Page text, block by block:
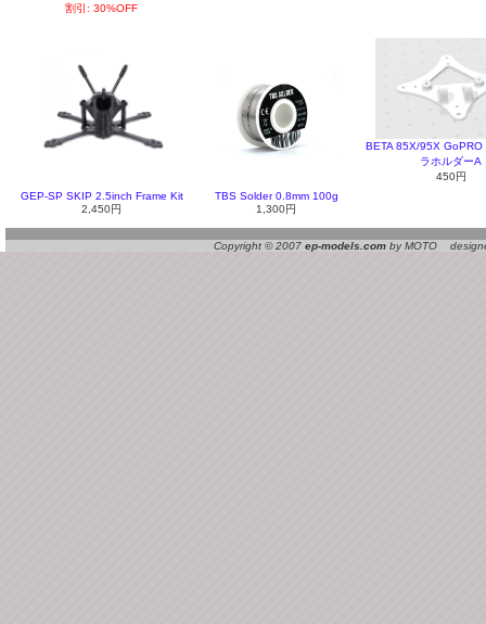
割引: 30%OFF
GEP-SP SKIP 2.5inch Frame Kit
2,450円
TBS Solder 0.8mm 100g
1,300円
BETA 85X/95X GoPRO
ラホルダーA
450円
Copyright © 2007 ep-models.com by MOTO